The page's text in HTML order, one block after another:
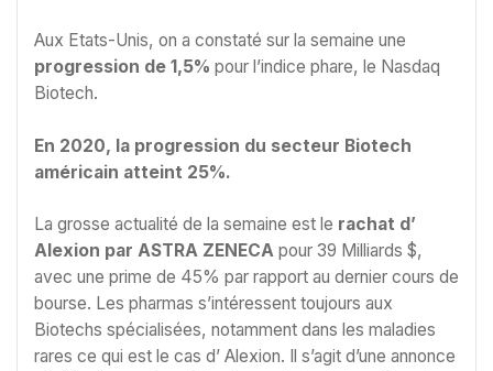
Aux Etats-Unis, on a constaté sur la semaine une
progression de 1,5% pour l’indice phare, le Nasdaq
Biotech.
En 2020, la progression du secteur Biotech
américain atteint 25%.
La grosse actualité de la semaine est le rachat d’
Alexion par ASTRA ZENECA pour 39 Milliards $,
avec une prime de 45% par rapport au dernier cours de
bourse. Les pharmas s’intéressent toujours aux
Biotechs spécialisées, notamment dans les maladies
rares ce qui est le cas d’ Alexion. Il s’agit d’une annonce